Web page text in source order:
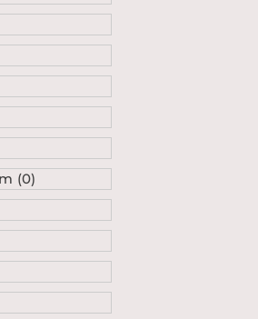
(0)